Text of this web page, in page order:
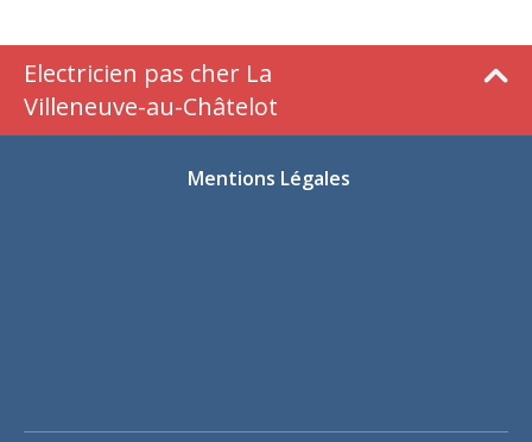
Electricien pas cher La
Villeneuve-au-Châtelot
Mentions Légales